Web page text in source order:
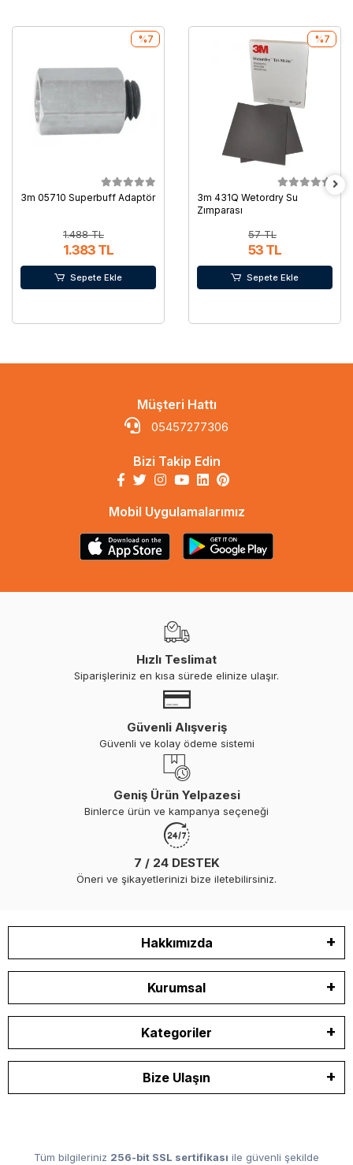
3m 05710 Superbuff Adaptör
1.488 TL
1.383 TL
%7
Sepete Ekle
3m 431Q Wetordry Su
Zımparası
57 TL
53 TL
%7
Sepete Ekle
Müşteri Hattı
05457277306
Bizi Takip Edin
Mobil Uygulamalarımız
Hızlı Teslimat
Siparişleriniz en kısa sürede elinize ulaşır.
Güvenli Alışveriş
Güvenli ve kolay ödeme sistemi
Geniş Ürün Yelpazesi
Binlerce ürün ve kampanya seçeneği
7 / 24 DESTEK
Öneri ve şikayetlerinizi bize iletebilirsiniz.
Hakkımızda
Kurumsal
Kategoriler
Bize Ulaşın
Tüm bilgileriniz 256-bit SSL sertifikası ile güvenli şekilde